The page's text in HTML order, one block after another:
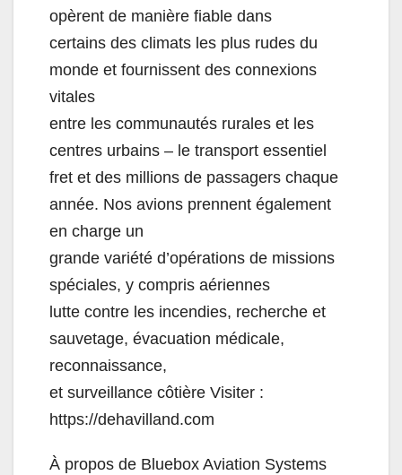
opèrent de manière fiable dans
certains des climats les plus rudes du
monde et fournissent des connexions
vitales
entre les communautés rurales et les
centres urbains – le transport essentiel
fret et des millions de passagers chaque
année. Nos avions prennent également
en charge un
grande variété d’opérations de missions
spéciales, y compris aériennes
lutte contre les incendies, recherche et
sauvetage, évacuation médicale,
reconnaissance,
et surveillance côtière Visiter :
https://dehavilland.com
À propos de Bluebox Aviation Systems